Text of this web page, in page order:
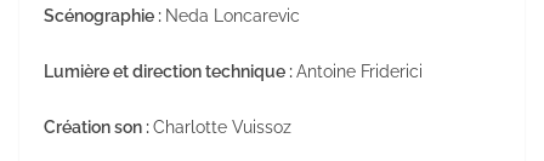
Scénographie : Neda Loncarevic
Lumière et direction technique :Antoine Friderici
Création son :Charlotte Vuissoz